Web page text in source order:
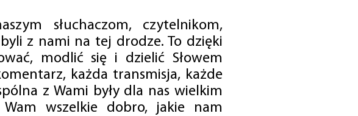
słuchaczom, czytelnikom,
z nami na tej drodze. To dzięki
modlić się i dzielić Słowem
każda transmisja, każde
z Wami były dla nas wielkim
wszelkie dobro, jakie nam